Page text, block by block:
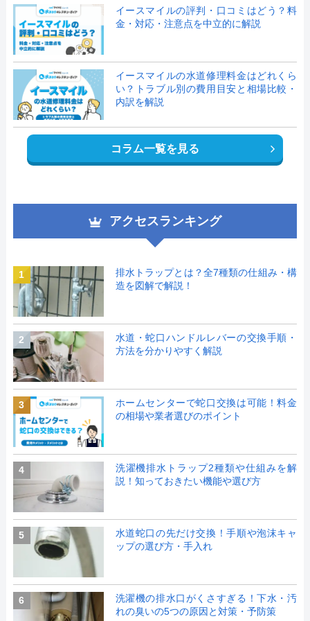
イースマイルの評判・口コミはどう？料
金・対応・注意点を中立的に解説
イースマイルの水道修理料金はどれくら
い？トラブル別の費用目安と相場比較・
内訳を解説
コラム一覧を見る
アクセスランキング
1
排水トラップとは？全7種類の仕組み・構
造を図解で解説！
2
水道・蛇口ハンドルレバーの交換手順・
方法を分かりやすく解説
3
ホームセンターで蛇口交換は可能！料金
の相場や業者選びのポイント
4
洗濯機排水トラップ2種類や仕組みを解
説！知っておきたい機能や選び方
5
水道蛇口の先だけ交換！手順や泡沫キャ
ップの選び方・手入れ
6
洗濯機の排水口がくさすぎる！下水・汚
れの臭いの5つの原因と対策・予防策